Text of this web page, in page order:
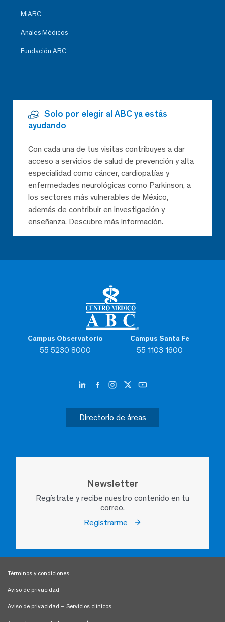
Campus Observatorio
55 5230 8000
Campus Santa Fe
55 1103 1600
Directorio de áreas
Newsletter
Regístrate y recibe nuestro contenido en tu
correo.
Registrarme
MiABC
Anales Médicos
Fundación ABC
Solo por elegir al ABC ya estás
ayudando
Con cada una de tus visitas contribuyes a dar
acceso a servicios de salud de prevención y alta
especialidad como cáncer, cardiopatías y
enfermedades neurológicas como Parkinson, a
los sectores más vulnerables de México,
además de contribuir en investigación y
enseñanza. Descubre más información.
Términos y condiciones
Aviso de privacidad
Aviso de privacidad – Servicios clínicos